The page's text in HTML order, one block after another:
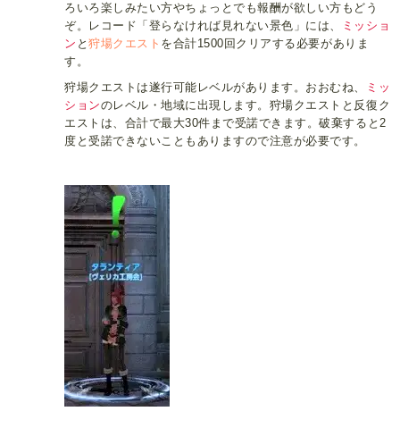
ろいろ楽しみたい方やちょっとでも報酬が欲しい方もどう
ぞ。レコード「登らなければ見れない景色」には、
ミッショ
ン と狩場クエスト を合計1500回クリアする必要がありま
す。
狩場クエストは遂行可能レベルがあります。おおむね、
ミッ
ションのレベル・地域に出現します。狩場クエストと反復ク
エストは、合計で最大30件まで受諾できます。破棄すると2
度と受諾できないこともありますので注意が必要です。